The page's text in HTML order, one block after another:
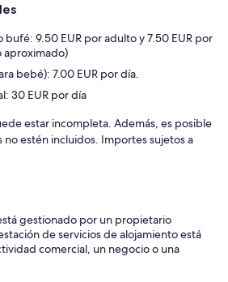
bufé: 9.50 EUR por adulto y 7.50 EUR por
aproximado)
bebé): 7.00 EUR por día.
30 EUR por día
estar incompleta. Además, es posible
no estén incluidos. Importes sujetos a
gestionado por un propietario
de servicios de alojamiento está
comercial, un negocio o una